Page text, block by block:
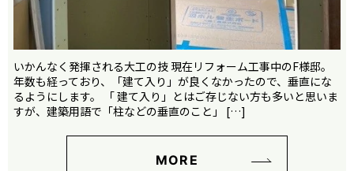
いかんなく発揮される大工の技 現在リフォーム工事中のF様邸。
年数も経っており、「建て入り」が良くなかったので、垂直にな
るようにします。 「 建て入り」とはご存じない方も多いと思いま
すが、建築用語で「柱などの垂直のこと」 […]
MORE